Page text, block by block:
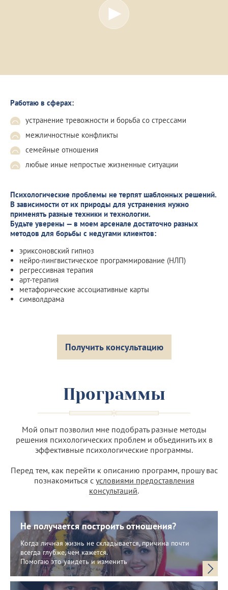
Работаю в сферах:
устранение тревожности и борьба со стрессами
межличностные конфликты
семейные отношения
любые иные непростые жизненные ситуации
Психологические проблемы не терпят шаблонных решений.
В зависимости от их природы для устранения нужно
применять разные техники и технологии.
Будьте уверены — в моем арсенале достаточно разных
методов для борьбы с недугами клиентов:
эриксоновский гипноз
нейро-лингвистическое программирование (НЛП)
регрессивная терапия
арт-терапия
метафорические ассоциативные карты
символдрама
Получить консультацию
Программы
Мой опыт позволил мне подобрать разные методы
решения психологических проблем и объединить их в
эффективные психологические программы.
Перед тем, как перейти к описанию программ, прошу вас
познакомиться с условиями предоставления
консультаций.
Не получается построить отношения?
Когда личная жизнь не складывается, причина почти
всегда глубже, чем кажется.
Помогаю это увидеть и изменить